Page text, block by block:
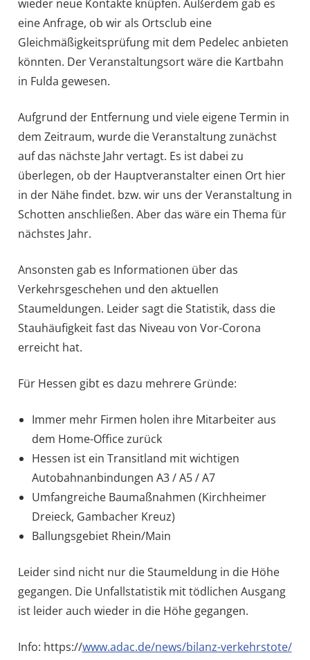
wieder neue Kontakte knüpfen. Außerdem gab es
eine Anfrage, ob wir als Ortsclub eine
Gleichmäßigkeitsprüfung mit dem Pedelec anbieten
könnten. Der Veranstaltungsort wäre die Kartbahn
in Fulda gewesen.
Aufgrund der Entfernung und viele eigene Termin in
dem Zeitraum, wurde die Veranstaltung zunächst
auf das nächste Jahr vertagt. Es ist dabei zu
überlegen, ob der Hauptveranstalter einen Ort hier
in der Nähe findet. bzw. wir uns der Veranstaltung in
Schotten anschließen. Aber das wäre ein Thema für
nächstes Jahr.
Ansonsten gab es Informationen über das
Verkehrsgeschehen und den aktuellen
Staumeldungen. Leider sagt die Statistik, dass die
Stauhäufigkeit fast das Niveau von Vor-Corona
erreicht hat.
Für Hessen gibt es dazu mehrere Gründe:
Immer mehr Firmen holen ihre Mitarbeiter aus
dem Home-Office zurück
Hessen ist ein Transitland mit wichtigen
Autobahnanbindungen A3 / A5 / A7
Umfangreiche Baumaßnahmen (Kirchheimer
Dreieck, Gambacher Kreuz)
Ballungsgebiet Rhein/Main
Leider sind nicht nur die Staumeldung in die Höhe
gegangen. Die Unfallstatistik mit tödlichen Ausgang
ist leider auch wieder in die Höhe gegangen.
Info: https://www.adac.de/news/bilanz-verkehrstote/